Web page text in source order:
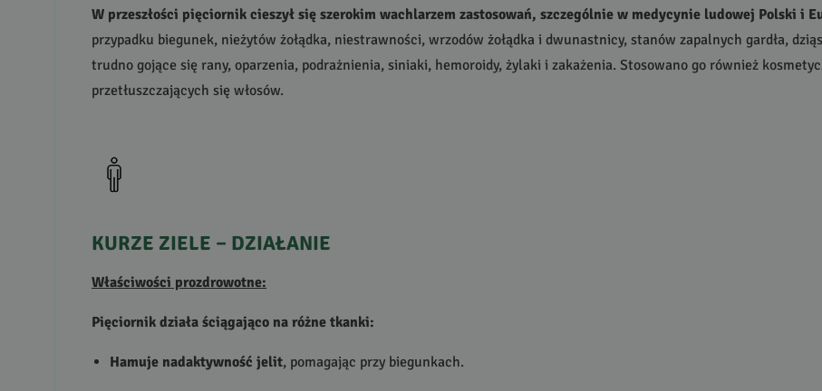
W przeszłości pięciornik cieszył się szerokim wachlarzem zastosowań, szczególnie w medycynie ludowej Polski i
przypadku biegunek, nieżytów żołądka, niestrawności, wrzodów żołądka i dwunastnicy, stanów zapalnych gardła,
trudno gojące się rany, oparzenia, podrażnienia, siniaki, hemoroidy, żylaki i zakażenia. Stosowano go również
przetłuszczających się włosów.
KURZE ZIELE – DZIAŁANIE
Właściwości prozdrowotne:
Pięciornik działa ściągająco na różne tkanki:
Hamuje nadaktywność jelit, pomagając przy biegunkach.